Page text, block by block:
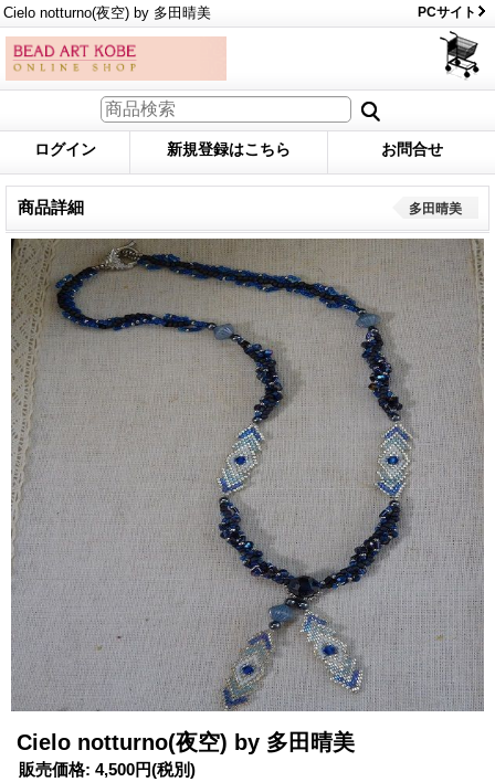
Cielo notturno(夜空) by 多田晴美 PCサイト
ログイン 新規登録はこちら お問合せ
商品詳細 多田晴美
Cielo notturno(夜空) by 多田晴美
販売価格: 4,500円(税別)